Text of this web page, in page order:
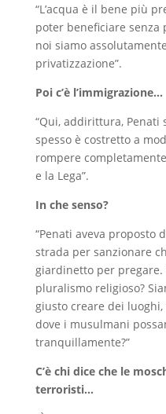
“L’acqua è il bene più
poter beneficiare senza
noi siamo
privatizzazione”.
Poi c’è l’immigrazione…
“Qui, addirittura, Penati
spesso è costretto a
rompere
e la Lega”.
In che senso?
“Penati aveva proposto
strada per sanzionare
giardinetto per
pluralismo religioso?
giusto creare dei
dove i musulmani
tranquillamente?”
C’è chi dice che le
terroristi…